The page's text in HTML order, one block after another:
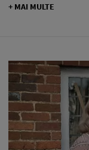
+ MAI MULTE